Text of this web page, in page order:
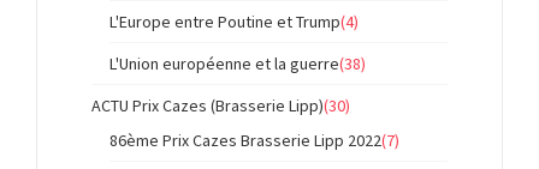
L'Europe entre Poutine et Trump(4)
L'Union européenne et la guerre(38)
ACTU Prix Cazes (Brasserie Lipp)(30)
86ème Prix Cazes Brasserie Lipp 2022(7)